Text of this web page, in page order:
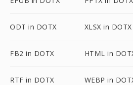
ODT in DOTX XLSX in DOTX
FB2 in DOTX HTML in
RTF in DOTX WEBP in